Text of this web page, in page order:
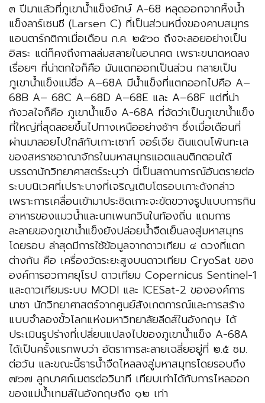
๓ ปีมาแล้วที่ภูเขาน้ำแข็งยักษ์ A-68 หลุดออกจากหิ้งน้ำ
แข็งลาร์เซนซี (Larsen C) ที่เป็นส่วนหนึ่งของคาบสมุทร
แอนตาร์กติกาเมื่อเดือน ก.ค. ๒๕๖๐ ถึงจะลอยอย่างเป็น
อิสระ แต่ก็คงถึงกาลล่มสลายในอนาคต เพราะขนาดหดลง
เรื่อยๆ ที่น่าตกใจก็คือ มันแตกออกเป็นส่วน กลายเป็น
ภูเขาน้ำแข็งแม่ชื่อ A–68A มีน้ำแข็งที่แตกออกไปคือ A–
68B A– 68C A–68D A–68E และ A–68F แต่ที่น่า
กังวลใจก็คือ ภูเขาน้ำแข็ง A-68A ที่จัดว่าเป็นภูเขาน้ำแข็ง
ที่ใหญ่ที่สุดลอยขึ้นไปทางเหนืออย่างช้าๆ ซึ่งเมื่อเดือนที่
ผ่านมาลอยไปใกล้กับเกาะเซาท์ จอร์เจีย ดินแดนโพ้นทะเล
ของสหราชอาณาจักรในมหาสมุทรแอตแลนติกตอนใต้
บรรดานักวิทยาศาสตร์ระบุว่า นี่เป็นสถานการณ์อันตรายต่อ
ระบบนิเวศที่เปราะบางที่เจริญเติบโตรอบเกาะดังกล่าว
เพราะการเคลื่อนเข้ามาประชิดเกาะจะขัดขวางรูปแบบการกิน
อาหารของแมวน้ำและนกเพนกวินในท้องถิ่น แถมการ
ละลายของภูเขาน้ำแข็งยังปล่อยน้ำจืดเย็นลงสู่มหาสมุทร
โดยรอบ ล่าสุดมีการใช้ข้อมูลจากดาวเทียม ๔ ดวงที่แตก
ต่างกัน คือ เครื่องวัดระยะสูงบนดาวเทียม CryoSat ของ
องค์การอวกาศยุโรป ดาวเทียม Copernicus Sentinel-1
และดาวเทียมระบบ MODI และ ICESat-2 ขององค์การ
นาซา นักวิทยาศาสตร์จากศูนย์สังเกตการณ์และการสร้าง
แบบจำลองขั้วโลกแห่งมหาวิทยาลัยลีดส์ในอังกฤษ ได้
ประเมินรูปร่างที่เปลี่ยนแปลงไปของภูเขาน้ำแข็ง A-68A
ได้เป็นครั้งแรกพบว่า อัตราการละลายเฉลี่ยอยู่ที่ ๒.๕ ซม.
ต่อวัน และขณะนี้ธารน้ำจืดไหลลงสู่มหาสมุทรโดยรอบถึง
๗๖๗ ลูกบาศก์เมตรต่อวินาที เทียบเท่าได้กับการไหลออก
ของแม่น้ำเทมส์ในอังกฤษถึง ๑๒ เท่า